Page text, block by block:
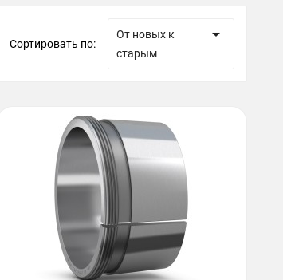
Сортировать по:
От новых к
старым
